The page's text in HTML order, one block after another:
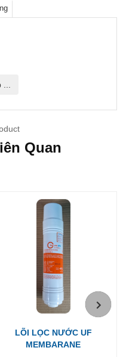
phần nhỏ nhất, ngay
bộ lọc là lượng nước được
thuộc và nhiệt độ, độ ẩm,
...
Quan
LÕI LỌC NƯỚC UF
MEMBARANE